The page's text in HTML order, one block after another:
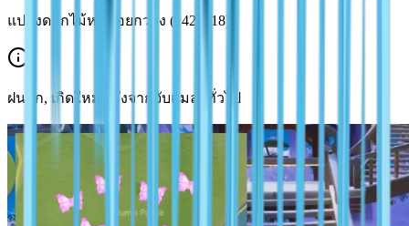
แปลงดอกไม้หอคอยกวาง (142, 318)
ฝนตก, เกิดใหม่หลังจากจับแมลงทั่วไป